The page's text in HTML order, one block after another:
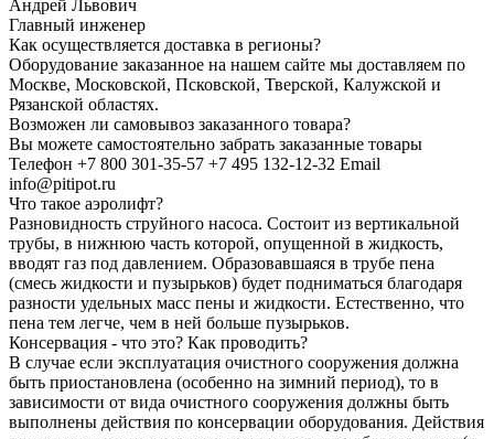
Андрей Львович
Главный инженер
Как осуществляется доставка в регионы?
Оборудование заказанное на нашем сайте мы доставляем по
Москве, Московской, Псковской, Тверской, Калужской и
Рязанской областях.
Возможен ли самовывоз заказанного товара?
Вы можете самостоятельно забрать заказанные товары
Телефон +7 800 301-35-57 +7 495 132-12-32 Email
info@pitipot.ru
Что такое аэролифт?
Разновидность струйного насоса. Состоит из вертикальной
трубы, в нижнюю часть которой, опущенной в жидкость,
вводят газ под давлением. Образовавшаяся в трубе пена
(смесь жидкости и пузырьков) будет подниматься благодаря
разности удельных масс пены и жидкости. Естественно, что
пена тем легче, чем в ней больше пузырьков.
Консервация - что это? Как проводить?
В случае если эксплуатация очистного сооружения должна
быть приостановлена (особенно на зимний период), то в
зависимости от вида очистного сооружения должны быть
выполнены действия по консервации оборудования. Действия